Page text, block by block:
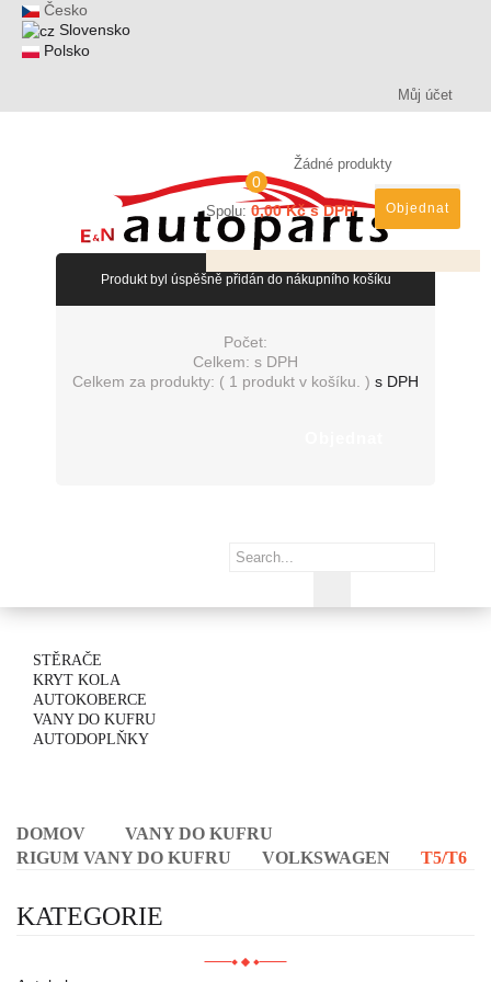
Česko
Slovensko
Polsko
Můj účet
0
Žádné produkty
Spolu: 0,00 Kč s DPH Objednat
Produkt byl úspěšně přidán do nákupního košíku
Počet:
Celkem: s DPH
Celkem za produkty: ( 1 produkt v košíku. ) s DPH
STĚRAČE
KRYT KOLA
AUTOKOBERCE
VANY DO KUFRU
AUTODOPLŇKY
DOMOV
VANY DO KUFRU
RIGUM VANY DO KUFRU
VOLKSWAGEN T5/T6
KATEGORIE